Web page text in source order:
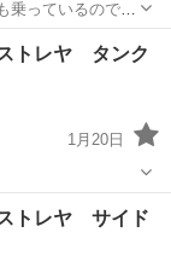
2箇所程度ありま
具合はありませ
トレヤ タンク
1月20日
ヤ
トレヤ サイド